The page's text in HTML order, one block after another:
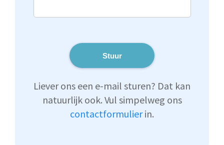
Stuur
Liever ons een e-mail sturen? Dat kan
natuurlijk ook. Vul simpelweg ons
contactformulierin.